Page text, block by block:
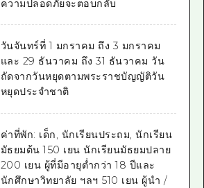
ความปลอดภัยจะตอบกลับ
วันจันทร์ที่ 1 มกราคม ถึง 3 มกราคม
และ 29 ธันวาคม ถึง 31 ธันวาคม วัน
ถัดจากวันหยุดตามพระราชบัญญัติวัน
หยุดประจำชาติ
ค่าที่พัก: เด็ก, นักเรียนประถม, นักเรียน
มัธยมต้น 150 เยน นักเรียนมัธยมปลาย
200 เยน ผู้ที่มีอายุต่ำกว่า 18 ปีและ
นักศึกษาวิทยาลัย ฯลฯ 510 เยน ผู้นำ /